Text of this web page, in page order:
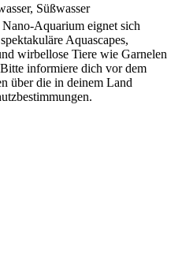
Süßwasser
Aquarium eignet sich
Aquascapes,
wirbellose Tiere wie Garnelen
informiere dich vor dem
über die in deinem Land